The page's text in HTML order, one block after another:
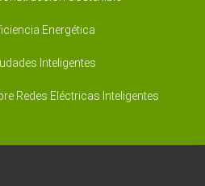
Energética
Inteligentes
Redes Eléctricas Inteligentes